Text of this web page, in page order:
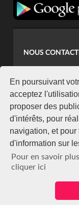
En poursuivant
acceptez
proposer des
d'intérêts, pour
navigation, et
d'information sur
Pour en savoir
cliquer ici
NOUS
+225 07 08
NEWSLETTER
Restez connecté
S'abonner
Se